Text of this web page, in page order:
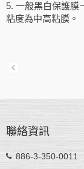
5. 一般黑白保護膜
粘度為中高粘膜。
聯絡資訊
886-3-350-0011